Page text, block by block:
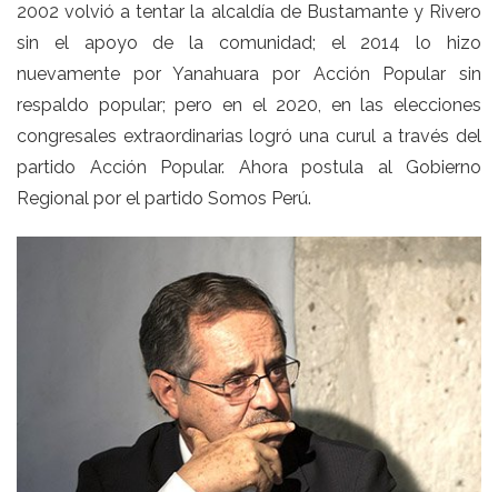
2002 volvió a tentar la alcaldía de Bustamante y Rivero
sin el apoyo de la comunidad; el 2014 lo hizo
nuevamente por Yanahuara por Acción Popular sin
respaldo popular; pero en el 2020, en las elecciones
congresales extraordinarias logró una curul a través del
partido Acción Popular. Ahora postula al Gobierno
Regional por el partido Somos Perú.